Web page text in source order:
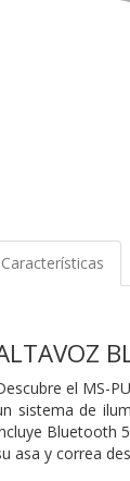
Características
el MS-
sistema de
Bluetooth
asa y correa